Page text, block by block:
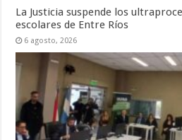
La Justicia suspende los
escolares de Entre Ríos
6 agosto, 2026